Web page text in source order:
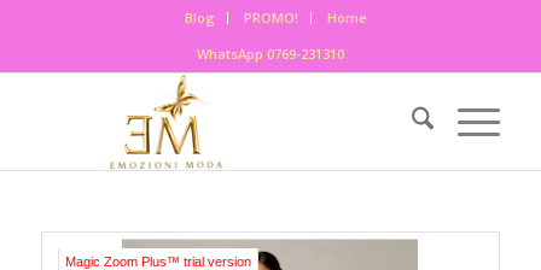
Blog PROMO!
Home
WhatsApp 0769-231310
Magic Zoom Plus™ trial version